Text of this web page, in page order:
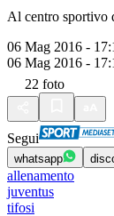
Al centro sportivo
06 Mag 2016 -
06 Mag 2016 -
22 foto
Segui
whatsapp
allenamento
juventus
tifosi